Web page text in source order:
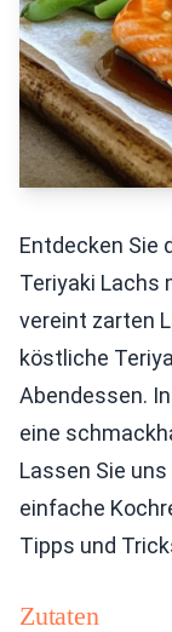
Entdecken Sie
Teriyaki Lachs
vereint zarten
köstliche
Abendessen.
eine
Lassen Sie
einfache
Tipps und
Zutaten